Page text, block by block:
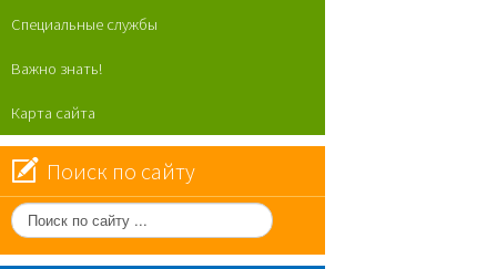
Специальные службы
Важно знать!
Карта сайта
Поиск по сайту
Поиск
по
сайту